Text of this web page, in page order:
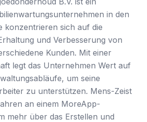
in den
konzentrieren sich auf die
und Verbesserung von
Kunden. Mit einer
legt das Unternehmen Wert auf
um seine
zu unterstützen. Mens-Zeist
an einem MoreApp-
mehr über das Erstellen und